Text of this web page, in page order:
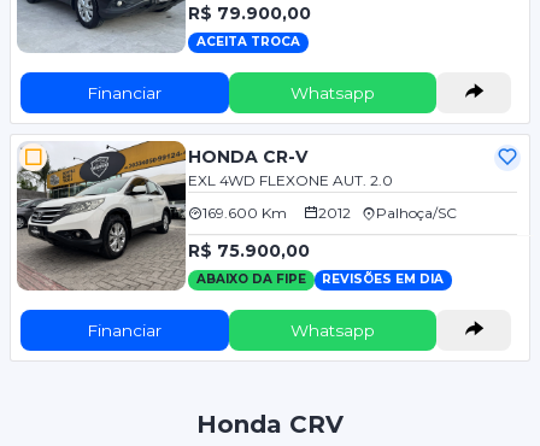
R$ 79.900,00
ACEITA TROCA
Financiar Whatsapp
HONDA CR-V
EXL 4WD FLEXONE AUT. 2.0
169.600 Km
2012 Palhoça/SC
R$ 75.900,00
ABAIXO DA FIPE REVISÕES EM DIA
Financiar Whatsapp
Honda CRV